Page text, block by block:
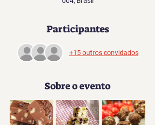
Participantes
+15 outros convidados
Sobre o evento